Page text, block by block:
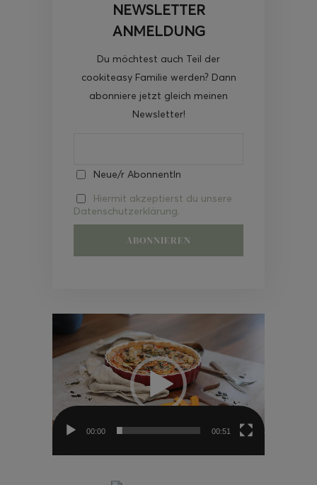
NEWSLETTER
ANMELDUNG
Du möchtest auch Teil der
cookiteasy Familie werden? Dann
abonniere jetzt gleich meinen
Newsletter!
Neue/r AbonnentIn
Hiermit akzeptierst du unsere
Datenschutzerklärung.
Video-
00:00 00:51